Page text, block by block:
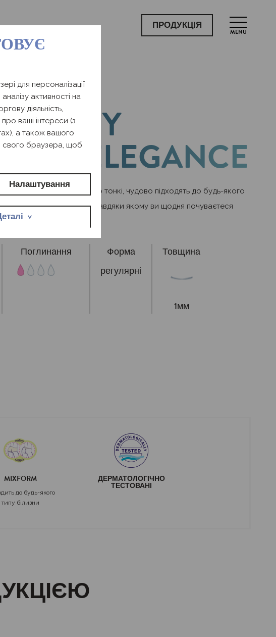
ПРОДУКЦІЯ
MENU
прокладки
PANTY
ELEGANCE
візерунком, надзвичайно тонкі, чудово підходять до будь-якого
матеріалом Soft, завдяки якому ви щодня почуваєтеся
Поглинання
Форма
регулярні
Товщина
1мм
MIXFORM
до будь-якого
типу білизни
ДЕРМАТОЛОГІЧНО
ТЕСТОВАНІ
для персоналізації
активності на
діяльність,
ваші інтереси (з
а також вашого
свого браузера, щоб
Налаштування